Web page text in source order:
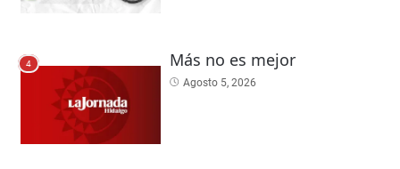
4 Más no es mejor
Agosto 5, 2026